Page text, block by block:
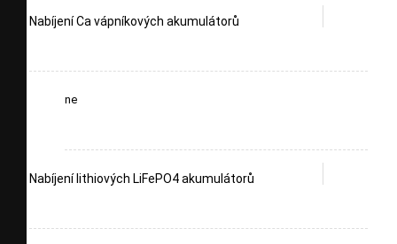
Nabíjení Ca vápníkových akumulátorů
ne
Nabíjení lithiových LiFePO4 akumulátorů